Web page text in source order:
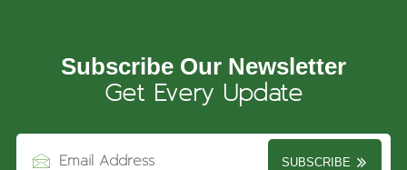
Subscribe Our Newsletter
Get Every Update
SUBSCRIBE